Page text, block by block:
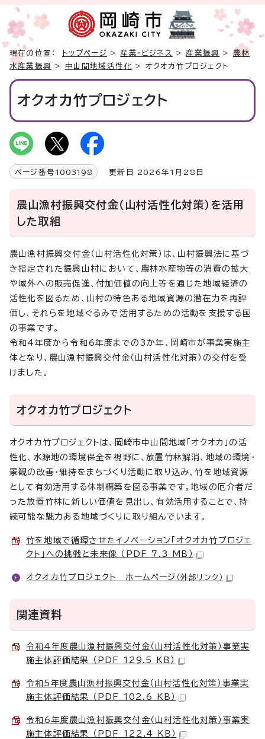
現在の位置： トップページ > 産業・ビジネス > 産業振興 > 農林
水産業振興
> 中山間地域活性化 > オクオカ竹プロジェクト
オクオカ竹プロジェクト
ページ番号 1003198 更新日 2026年1月28日
農山漁村振興交付金（山村活性化対策）を活用
した取組
農山漁村振興交付金（山村活性化対策）は、山村振興法に基づ
き指定された振興山村において、農林水産物等の消費の拡大
や域外への販売促進、付加価値の向上等を通じた地域経済の
活性化を図るため、山村の特色ある地域資源の潜在力を再評
価し、それらを地域ぐるみで活用するための活動を支援する国
の事業です。
令和4年度から令和6年度までの3か年、岡崎市が事業実施主
体となり、農山漁村振興交付金（山村活性化対策）の交付を受
けました。
オクオカ竹プロジェクト
オクオカ竹プロジェクトは、岡崎市中山間地域「オクオカ」の活
性化、水源地の環境保全を視野に、放置竹林解消、地域の環境・
景観の改善・維持をまちづくり活動に取り込み、竹を地域資源
として有効活用する体制構築を図る事業です。地域の厄介者だ
った放置竹林に新しい価値を見出し、有効活用することで、持
続可能な魅力ある地域づくりに取り組んでいます。
竹を地域で循環させたイノベーション「オクオカ竹プロジェ
クト」への挑戦と未来像 （PDF 7.3 MB）
オクオカ竹プロジェクト ホームページ （外部リンク）
関連資料
令和4年度農山漁村振興交付金（山村活性化対策）事業実
施主体評価結果 （PDF 129.5 KB）
令和5年度農山漁村振興交付金（山村活性化対策）事業実
施主体評価結果 （PDF 102.6 KB）
令和6年度農山漁村振興交付金（山村活性化対策）事業実
施主体評価結果 （PDF 122.4 KB）